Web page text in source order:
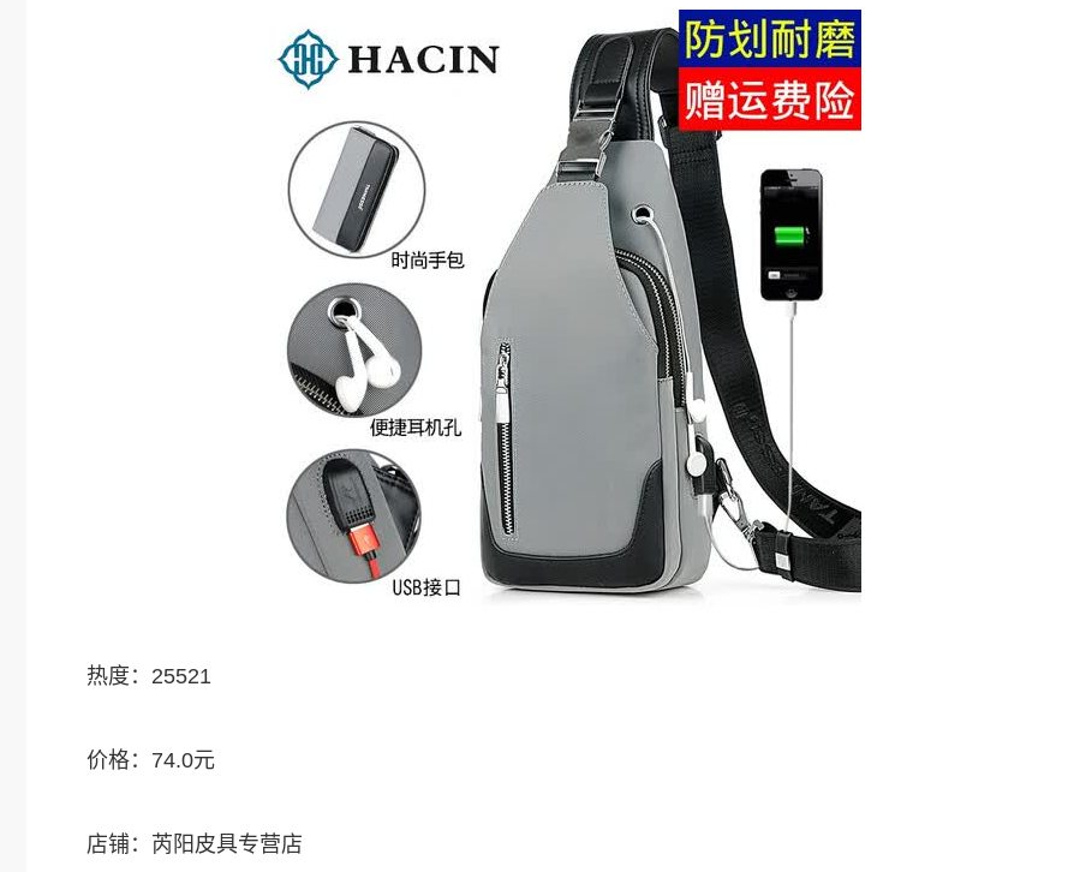
热度：25521
价格：74.0元
店铺：芮阳皮具专营店